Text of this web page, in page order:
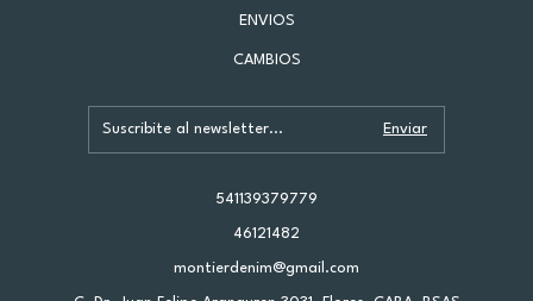
ENVIOS
CAMBIOS
541139379779
46121482
montierdenim@gmail.com